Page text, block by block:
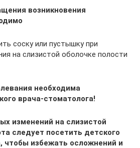
возникновения
соску или пустышку при
на слизистой оболочке полости
необходима
врача-стоматолога!
изменений на слизистой
следует посетить детского
чтобы избежать осложнений и